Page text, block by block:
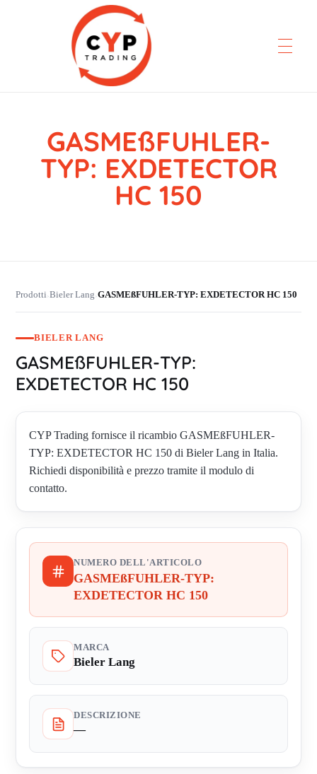
CYP Trading
Professionelle Ersatzteilbeschaffung
GASMEßFUHLER-
TYP: EXDETECTOR
HC 150
Prodotti›Bieler Lang›GASMEßFUHLER-TYP: EXDETECTOR HC 150
BIELER LANG
GASMEßFUHLER-TYP:
EXDETECTOR HC 150
CYP Trading fornisce il ricambio GASMEßFUHLER-
TYP: EXDETECTOR HC 150 di Bieler Lang in Italia.
Richiedi disponibilità e prezzo tramite il modulo di
contatto.
NUMERO DELL'ARTICOLO
GASMEßFUHLER-TYP:
EXDETECTOR HC 150
MARCA
Bieler Lang
DESCRIZIONE
—